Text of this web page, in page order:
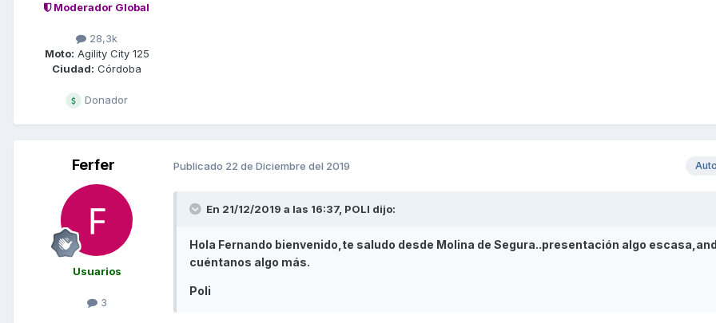
Moderador Global
28,3k
Moto: Agility City 125
Ciudad: Córdoba
Donador
Ferfer
Usuarios
3
Publicado 22 de Diciembre del 2019
En 21/12/2019 a las 16:37, POLI dijo:
Hola Fernando bienvenido,te saludo desde Molina de Segura..presentación algo
cuéntanos algo más.
Poli